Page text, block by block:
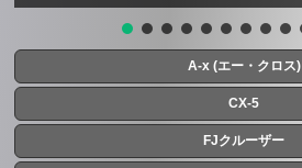
A-x (エー・クロス)
CX-5
FJクルーザー